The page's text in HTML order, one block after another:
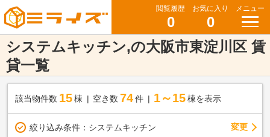
閲覧履歴
0
お気に入り
0
メニュー
システムキッチン,の大阪市東淀川区 賃
貸一覧
該当物件数 15棟 空き数 74 件 1～15 棟を表示
絞り込み条件： システムキッチン 変更